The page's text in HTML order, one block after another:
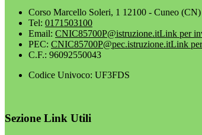
Corso Marcello Soleri, 1 12100 - Cuneo (CN)
Tel: 0171503100
Email: CNIC85700P@istruzione.itLink per
PEC: CNIC85700P@pec.istruzione.itLink
C.F.: 96092550043
Codice Univoco: UF3FDS
Sezione Link Utili